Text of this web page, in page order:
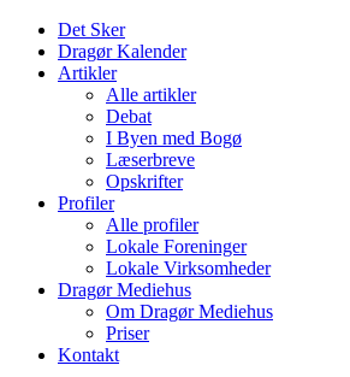
Det Sker
Dragør Kalender
Artikler
Alle artikler
Debat
I Byen med Bogø
Læserbreve
Opskrifter
Profiler
Alle profiler
Lokale Foreninger
Lokale Virksomheder
Dragør Mediehus
Om Dragør Mediehus
Priser
Kontakt